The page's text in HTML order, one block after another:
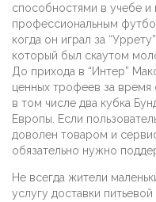
способностями в учебе и
профессиональным
когда он играл за
который был скаутом
До прихода в “Интер”
ценных трофеев за время
в том числе два кубка
Европы. Если
доволен товаром и
обязательно нужно
Не всегда жители
услугу доставки